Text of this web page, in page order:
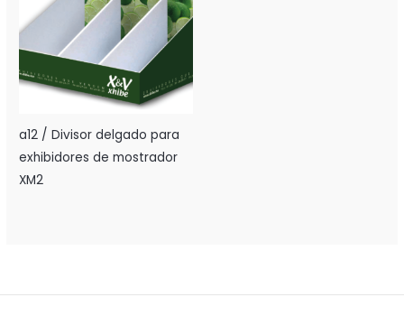
a12 / Divisor delgado para
exhibidores de mostrador
XM2